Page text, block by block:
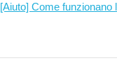
[Aiuto] Come funzionano